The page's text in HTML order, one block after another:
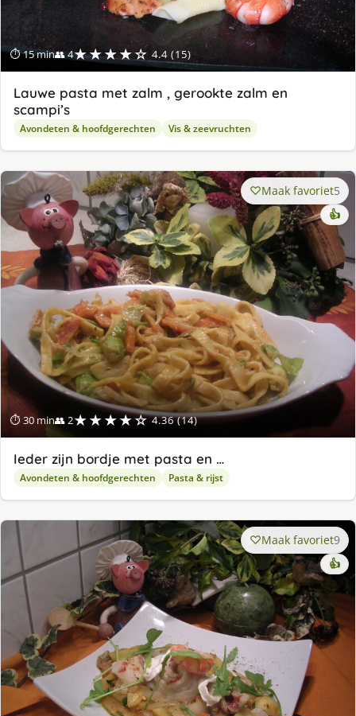
⏱ 15 min👥 4★★★★☆ 4.4 (15)
Lauwe pasta met zalm , gerookte zalm en
scampi’s
Avondeten & hoofdgerechten Vis & zeevruchten
⏱ 30 min👥 2★★★★☆ 4.36 (14)
Maak favoriet5
👍
Ieder zijn bordje met pasta en …
Avondeten & hoofdgerechten Pasta & rijst
Maak favoriet9
👍